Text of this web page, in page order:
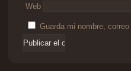
Web
Guarda mi nombre,